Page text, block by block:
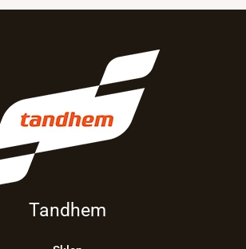
Tandhem